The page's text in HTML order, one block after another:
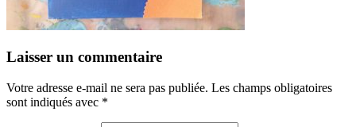
Laisser un commentaire
Votre adresse e-mail ne sera pas publiée. Les champs obligatoires
sont indiqués avec *